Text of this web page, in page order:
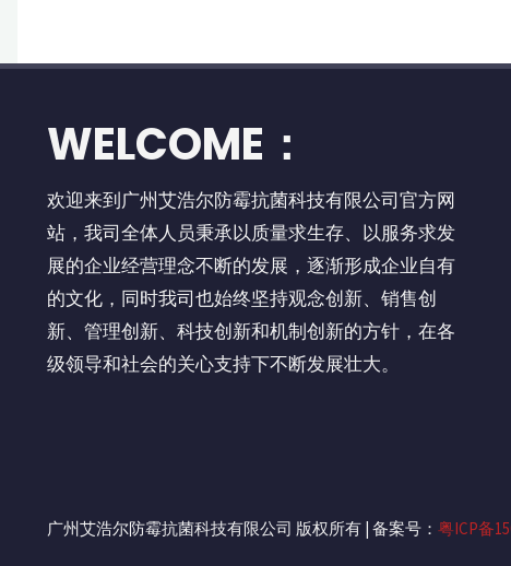
WELCOME：
欢迎来到广州艾浩尔防霉抗菌科技有限公司官方网
站，我司全体人员秉承以质量求生存、以服务求发
展的企业经营理念不断的发展，逐渐形成企业自有
的文化，同时我司也始终坚持观念创新、销售创
新、管理创新、科技创新和机制创新的方针，在各
级领导和社会的关心支持下不断发展壮大。
广州艾浩尔防霉抗菌科技有限公司 版权所有 | 备案号： 粤ICP备